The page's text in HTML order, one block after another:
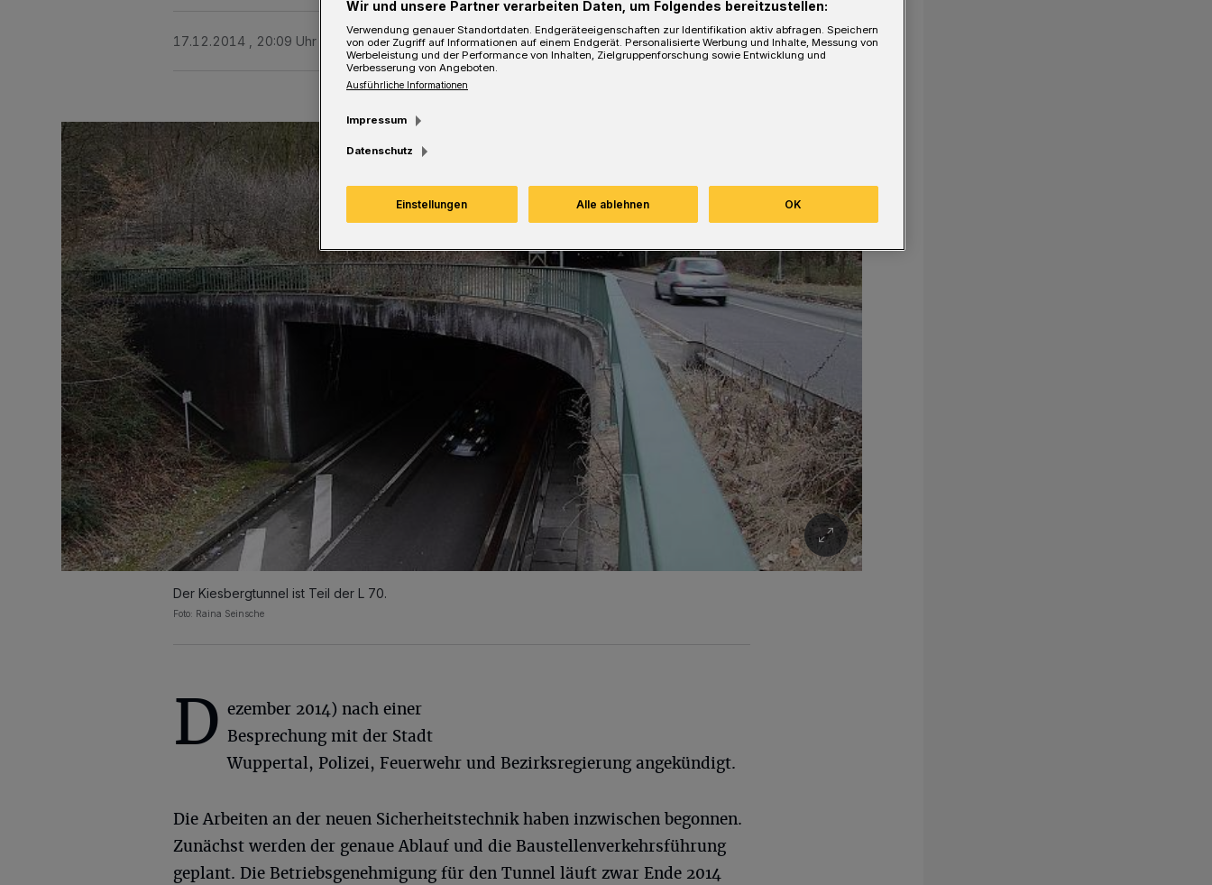
17.12.2014 , 20:09 Uhr Eine Minute Lesezeit
Der Kiesbergtunnel ist Teil der L 70.
Foto: Raina Seinsche
D ezember 2014) nach einer
Besprechung mit der Stadt
Wuppertal, Polizei, Feuerwehr und Bezirksregierung angekündigt.
Die Arbeiten an der neuen Sicherheitstechnik haben inzwischen begonnen.
Zunächst werden der genaue Ablauf und die Baustellenverkehrsführung
geplant. Die Betriebsgenehmigung für den Tunnel läuft zwar Ende 2014
Wir und unsere Partner verarbeiten Daten, um Folgendes bereitzustellen:
Verwendung genauer Standortdaten. Endgeräteeigenschaften zur Identifikation aktiv abfragen. Speichern
von oder Zugriff auf Informationen auf einem Endgerät. Personalisierte Werbung und Inhalte, Messung von
Werbeleistung und der Performance von Inhalten, Zielgruppenforschung sowie Entwicklung und
Verbesserung von Angeboten.
Ausführliche Informationen
Impressum
Datenschutz
Einstellungen Alle ablehnen OK